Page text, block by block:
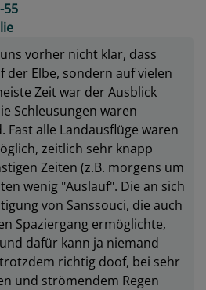
55
vorher nicht klar, dass
der Elbe, sondern auf vielen
Zeit war der Ausblick
Schleusungen waren
Fast alle Landausflüge waren
zeitlich sehr knapp
Zeiten (z.B. morgens um
wenig "Auslauf". Die an sich
von Sanssouci, die auch
Spaziergang ermöglichte,
dafür kann ja niemand
richtig doof, bei sehr
und strömendem Regen